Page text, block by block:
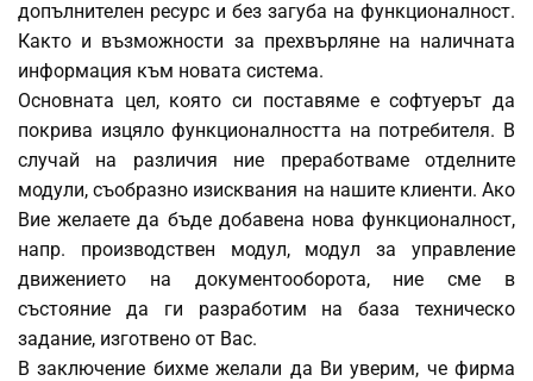
допълнителен ресурс и без загуба на функционалност.
Както и възможности за прехвърляне на наличната
информация към новата система.
Основната цел, която си поставяме е софтуерът да
покрива изцяло функционалността на потребителя. В
случай на различия ние преработваме отделните
модули, съобразно изисквания на нашите клиенти. Ако
Вие желаете да бъде добавена нова функционалност,
напр. производствен модул, модул за управление
движението на документооборота, ние сме в
състояние да ги разработим на база техническо
задание, изготвено от Вас.
В заключение бихме желали да Ви уверим, че фирма